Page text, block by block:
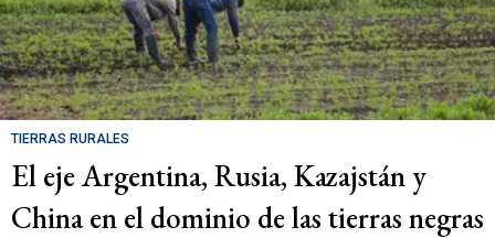
TIERRAS RURALES
El eje Argentina, Rusia, Kazajstán y
China en el dominio de las tierras negras